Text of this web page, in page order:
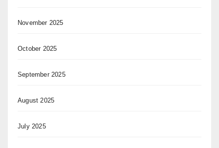
November 2025
October 2025
September 2025
August 2025
July 2025